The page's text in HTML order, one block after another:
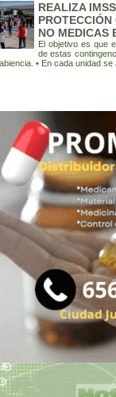
REALIZA
NO MEDICAS
El objetivo es que
de estas
• En cada unidad